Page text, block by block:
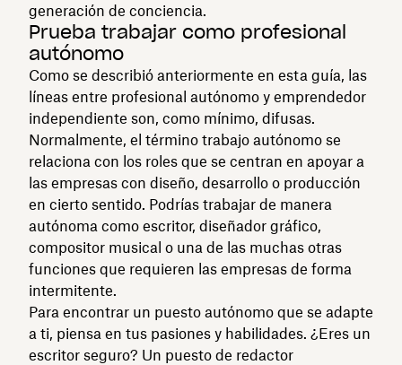
generación de conciencia.
Prueba trabajar como profesional
autónomo
Como se describió anteriormente en esta guía, las
líneas entre profesional autónomo y emprendedor
independiente son, como mínimo, difusas.
Normalmente, el término trabajo autónomo se
relaciona con los roles que se centran en apoyar a
las empresas con diseño, desarrollo o producción
en cierto sentido. Podrías trabajar de manera
autónoma como escritor, diseñador gráfico,
compositor musical o una de las muchas otras
funciones que requieren las empresas de forma
intermitente.
Para encontrar un puesto autónomo que se adapte
‌a ti, piensa en tus pasiones y habilidades. ¿Eres un
escritor seguro? Un puesto de redactor